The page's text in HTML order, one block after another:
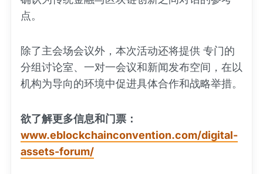
点。
除了主会场会议外，本次活动还将提供 专门的
分组讨论室、一对一会议和新闻发布空间，在以
机构为导向的环境中促进具体合作和战略举措。
欲了解更多信息和门票：
www.eblockchainconvention.com/digital-
assets-forum/